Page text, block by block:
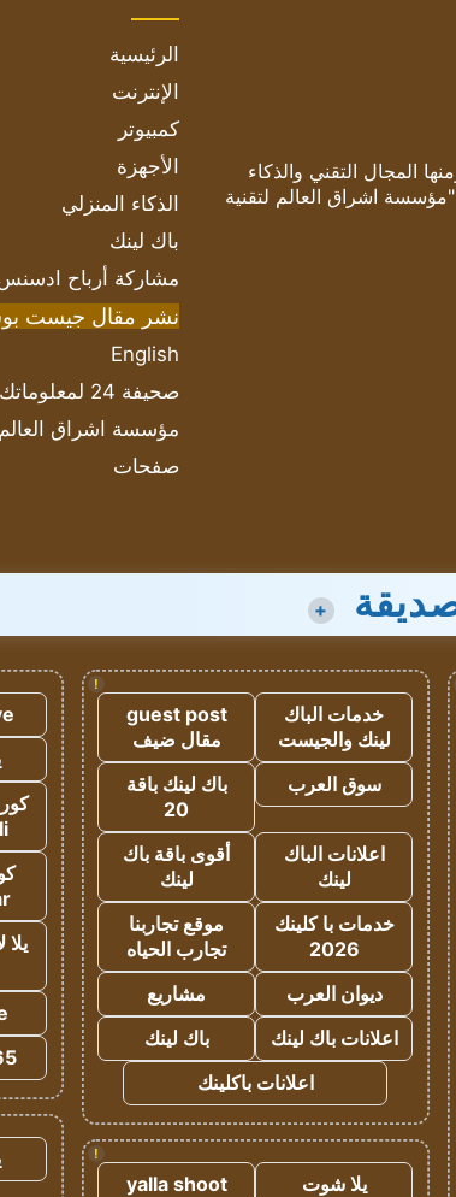
المجال التقني والذكاء
"مؤسسة اشراق العالم لتقنية
الرئيسية
الإنترنت
كمبيوتر
الأجهزة
الذكاء المنزلي
باك لينك
مشاركة أرباح
نشر مقال جيست
English
صحيفة 24 لمعلوماتك
مؤسسة اشراق العالم
صفحات
+
!
خدمات الباك
لينك والجيست
guest post
مقال ضيف
سوق العرب
باك لينك باقة
20
اعلانات الباك
لينك
أقوى باقة باك
لينك
خدمات با كلينك
2026
موقع تجاربنا
تجارب الحياه
ديوان العرب
مشاريع
اعلانات باك لينك
باك لينك
اعلانات باكلينك
!
يلا شوت
yalla shoot